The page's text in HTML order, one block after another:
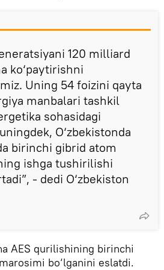
120 milliard
ko‘paytirishni
Uning 54 foizini qayta
manbalari tashkil
sohasidagi
O‘zbekistonda
birinchi gibrid atom
ishga tushirilishi
- dedi O‘zbekiston
AES qurilishining birinchi
bo‘lganini eslatdi.